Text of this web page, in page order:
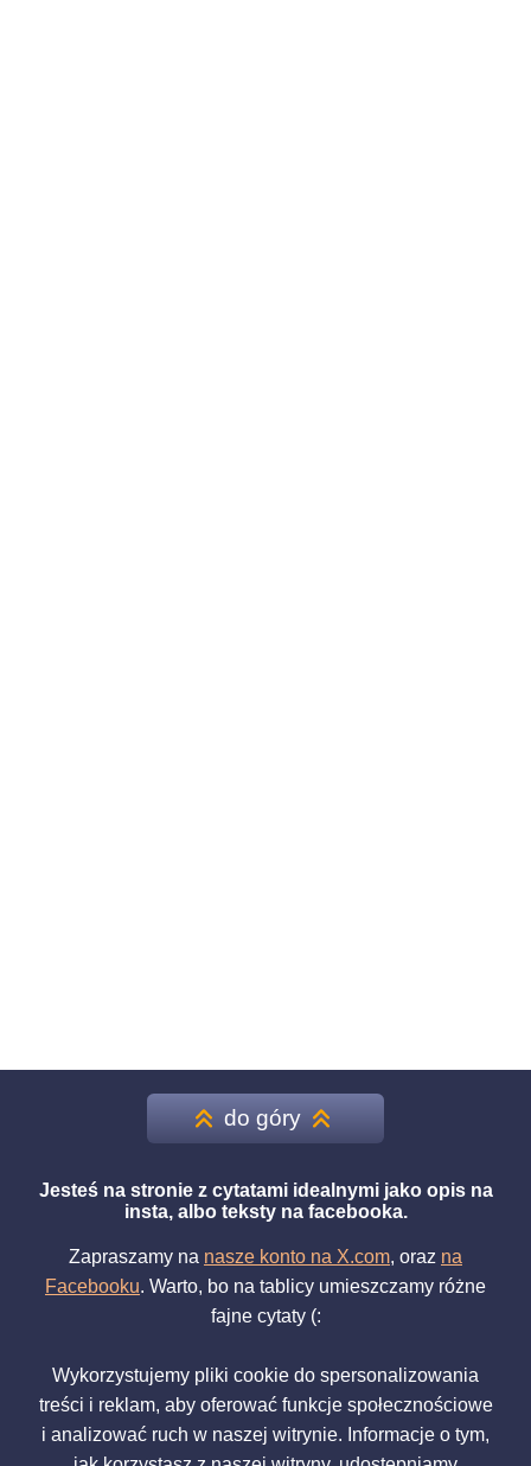
do góry
Jesteś na stronie z cytatami idealnymi jako opis na
insta, albo teksty na facebooka.
Zapraszamy na nasze konto na X.com, oraz na
Facebooku. Warto, bo na tablicy umieszczamy różne
fajne cytaty (:
Wykorzystujemy pliki cookie do spersonalizowania
treści i reklam, aby oferować funkcje społecznościowe
i analizować ruch w naszej witrynie. Informacje o tym,